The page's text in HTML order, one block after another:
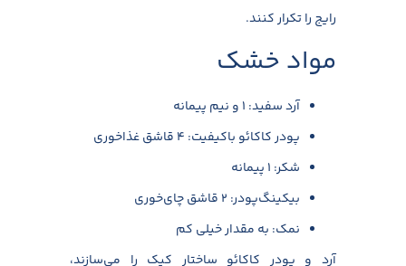
رایج را تکرار کنند.
مواد خشک
آرد سفید: ۱ و نیم پیمانه
پودر کاکائو باکیفیت: ۴ قاشق غذاخوری
شکر: ۱ پیمانه
بیکینگ‌پودر: ۲ قاشق چای‌خوری
نمک: به مقدار خیلی کم
آرد و پودر کاکائو ساختار کیک را می‌سازند،